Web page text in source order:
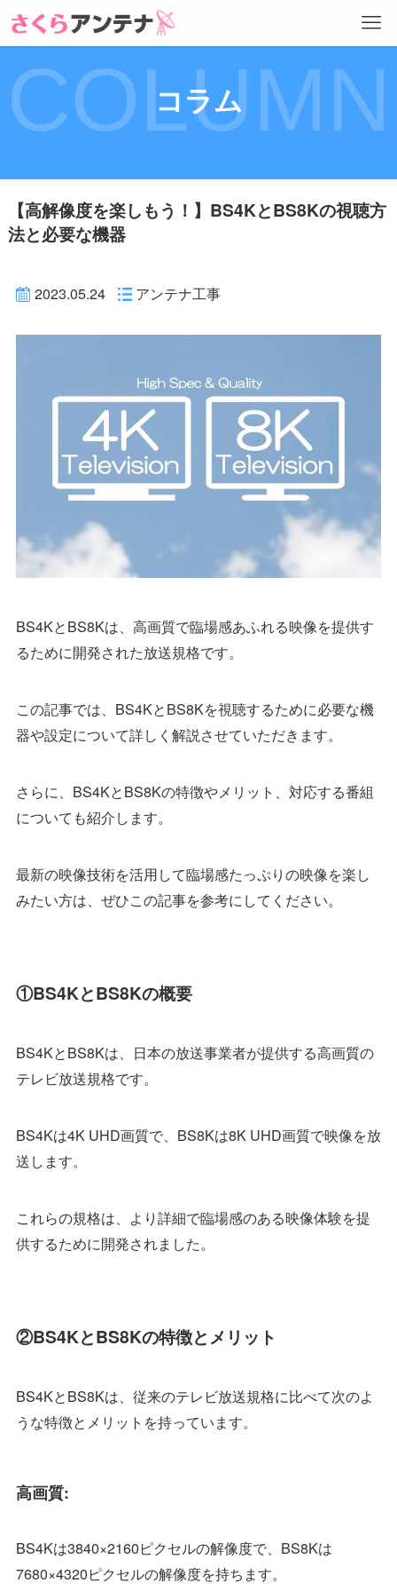
コラム
COLUMN
【高解像度を楽しもう！】BS4KとBS8Kの視聴方
法と必要な機器
2023.05.24 アンテナ工事
BS4KとBS8Kは、高画質で臨場感あふれる映像を提供す
るために開発された放送規格です。
この記事では、BS4KとBS8Kを視聴するために必要な機
器や設定について詳しく解説させていただきます。
さらに、BS4KとBS8Kの特徴やメリット、対応する番組
についても紹介します。
最新の映像技術を活用して臨場感たっぷりの映像を楽し
みたい方は、ぜひこの記事を参考にしてください。
①BS4KとBS8Kの概要
BS4KとBS8Kは、日本の放送事業者が提供する高画質の
テレビ放送規格です。
BS4Kは4K UHD画質で、BS8Kは8K UHD画質で映像を放
送します。
これらの規格は、より詳細で臨場感のある映像体験を提
供するために開発されました。
②BS4KとBS8Kの特徴とメリット
BS4KとBS8Kは、従来のテレビ放送規格に比べて次のよ
うな特徴とメリットを持っています。
高画質:
BS4Kは3840×2160ピクセルの解像度で、BS8Kは
7680×4320ピクセルの解像度を持ちます。